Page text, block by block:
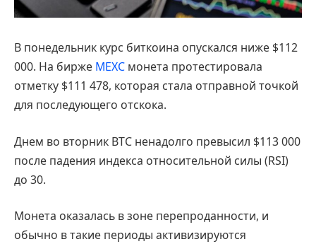
В понедельник курс биткоина опускался ниже $112
000. На бирже MEXC монета протестировала
отметку $111 478, которая стала отправной точкой
для последующего отскока.
Днем во вторник BTC ненадолго превысил $113 000
после падения индекса относительной силы (RSI)
до 30.
Монета оказалась в зоне перепроданности, и
обычно в такие периоды активизируются